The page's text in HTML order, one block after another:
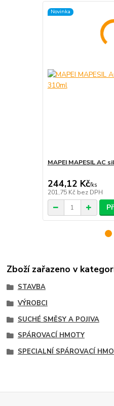
Novinka
MAPEI MAPESIL AC
244,12 Kč/ks
201,75 Kč bez DPH
Zboží zařazeno v
STAVBA
VÝROBCI
SUCHÉ SMĚSY A POJIVA
SPÁROVACÍ HMOTY
SPECIALNÍ SPÁROVACÍ